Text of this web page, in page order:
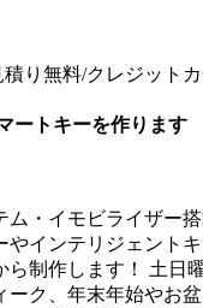
り無料/クレジット
ートキーを作ります
ム・イモビライザー
やインテリジェント
制作します！ 土日
ーク、年末年始やお